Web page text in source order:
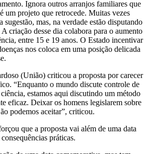
Ignora outros arranjos familiares que
um projeto que retrocede. Muitas vezes
sugestão, mas, na verdade estão disputando
criação desse dia colabora para o aumento
entre 15 e 19 anos. O Estado incentivar
nos coloca em uma posição delicada
(União) criticou a proposta por carecer
“Enquanto o mundo discute controle de
estamos aqui discutindo um método
eficaz. Deixar os homens legislarem sobre
podemos aceitar”, criticou.
que a proposta vai além de uma data
práticas.